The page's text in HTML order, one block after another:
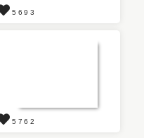
5693
5762